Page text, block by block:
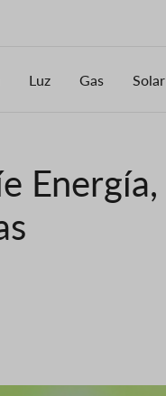
Luz Gas Solar
Energía,